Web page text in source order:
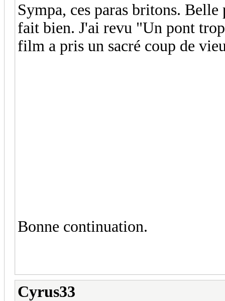
Sympa, ces paras britons.
fait bien. J'ai revu "Un pont
film a pris un sacré coup de
Bonne continuation.
Cyrus33